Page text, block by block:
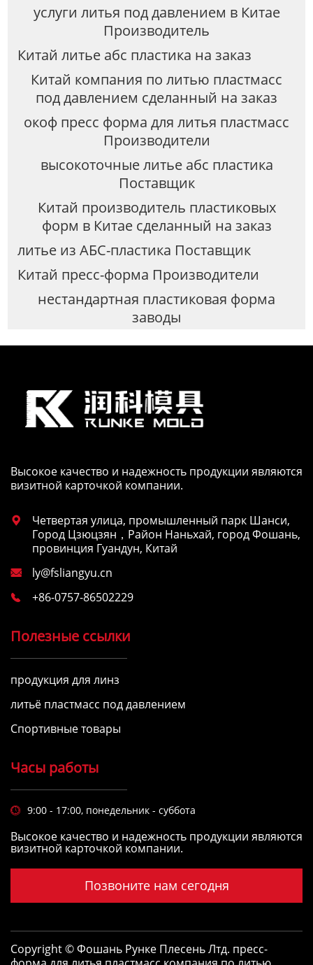
услуги литья под давлением в Китае
Производитель
Китай литье абс пластика на заказ
Китай компания по литью пластмасс
под давлением сделанный на заказ
окоф пресс форма для литья пластмасс
Производители
высокоточные литье абс пластика
Поставщик
Китай производитель пластиковых
форм в Китае сделанный на заказ
литье из АБС-пластика Поставщик
Китай пресс-форма Производители
нестандартная пластиковая форма
заводы
Высокое качество и надежность продукции являются
визитной карточкой компании.

Четвертая улица, промышленный парк Шанси,
Город Цзюцзян，Район Наньхай, город Фошань,
провинция Гуандун, Китай
 ly@fsliangyu.cn
 +86-0757-86502229
Полезные ссылки
продукция для линз
литьё пластмасс под давлением
Спортивные товары
Часы работы
 9:00 - 17:00, понедельник - суббота
Высокое качество и надежность продукции являются
визитной карточкой компании.
Позвоните нам сегодня
Copyright © Фошань Рунке Плесень Лтд. пресс-